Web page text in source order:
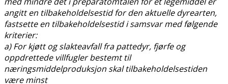
angitt en tilbakeholdelsestid for den aktuelle dyrearten,
fastsette en tilbakeholdelsestid i samsvar med følgende
kriterier:
a) For kjøtt og slakteavfall fra pattedyr, fjørfe og
oppdrettede villfugler bestemt til
næringsmiddelproduksjon skal tilbakeholdelsestiden
være minst